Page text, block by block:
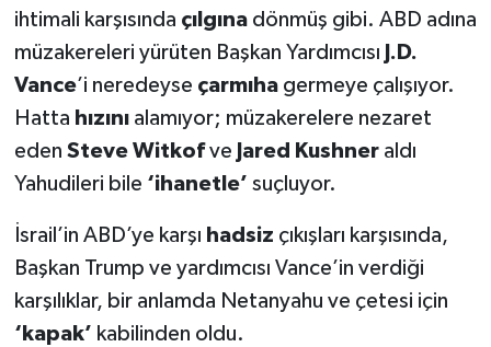
ihtimali karşısında çılgınadönmüş gibi. ABD adına
müzakereleri yürüten Başkan Yardımcısı J.D.
Vance’i neredeyse çarmıhagermeye çalışıyor.
Hatta hızınıalamıyor; müzakerelere nezaret
eden Steve Witkofve Jared Kushneraldı
Yahudileri bile ‘ihanetle’ suçluyor.
İsrail’in ABD’ye karşı hadsiz çıkışları karşısında,
Başkan Trump ve yardımcısı Vance’in verdiği
karşılıklar, bir anlamda Netanyahu ve çetesi için
‘kapak’ kabilinden oldu.